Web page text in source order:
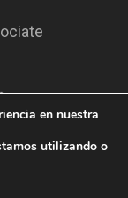
en nuestra
utilizando o